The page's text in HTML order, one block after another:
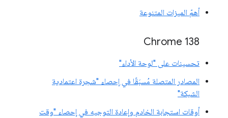
أهمّ الميزات المتنوعة
‫Chrome 138
تحسينات على "لوحة الأداء"
المصادر المتصلة مُسبَقًا في إحصاء "شجرة اعتمادية
الشبكة"
أوقات استجابة الخادم وإعادة التوجيه في إحصاء "وقت